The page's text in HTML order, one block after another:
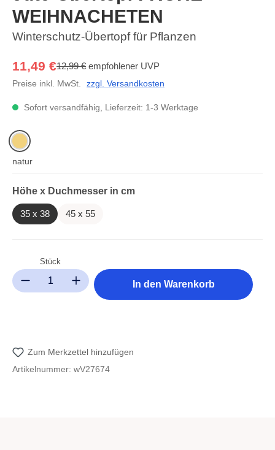
WEIHNACHETEN
Winterschutz-Übertopf für Pflanzen
11,49 €12,99 € empfohlener UVP
Preise inkl. MwSt. zzgl. Versandkosten
Sofort versandfähig, Lieferzeit: 1-3 Werktage
Höhe x Duchmesser in cmauswählen
35 x 38 45 x 55
natur
Produkt Anzahl: Gib den gewünschten Wert ein oder benutze die
Stück
In den Warenkorb
Zum Merkzettel hinzufügen
Artikelnummer: wV27674